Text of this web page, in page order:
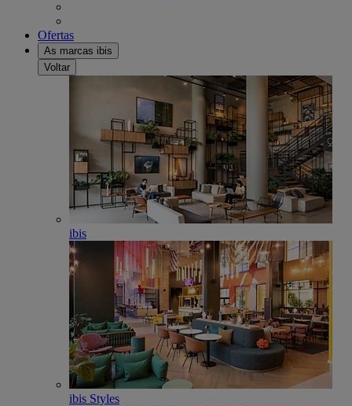
Ofertas
As marcas ibis
Voltar
ibis
ibis Styles